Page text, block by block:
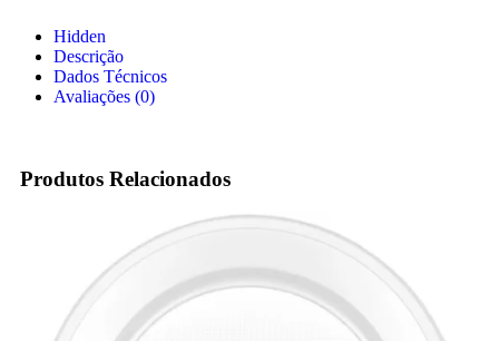
Hidden
Descrição
Dados Técnicos
Avaliações (0)
Produtos Relacionados